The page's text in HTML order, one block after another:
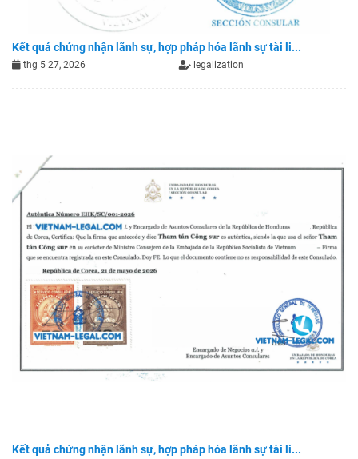
Kết quả chứng nhận lãnh sự, hợp pháp hóa lãnh sự tài li...
thg 5 27, 2026 legalization
Kết quả chứng nhận lãnh sự, hợp pháp hóa lãnh sự tài li...